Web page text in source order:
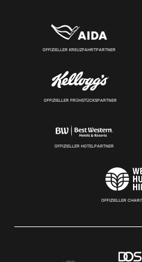
OFFIZIELLER KREUZFAHRTPARTNER
OFFIZIELLER FRÜHSTÜCKSPARTNER
OFFIZIELLER HOTELPARTNER
OFFIZIELLER